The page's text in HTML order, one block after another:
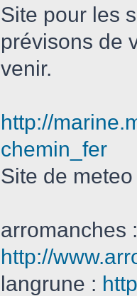
Site pour les
prévisons de
venir.
http://
chemin_fer
Site de
arromanches :
http://
langrune :